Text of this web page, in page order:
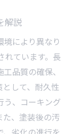
解説
により異なり
れています。長
品質の確保、
して、耐久性
う、コーキング
、塗装後の汚